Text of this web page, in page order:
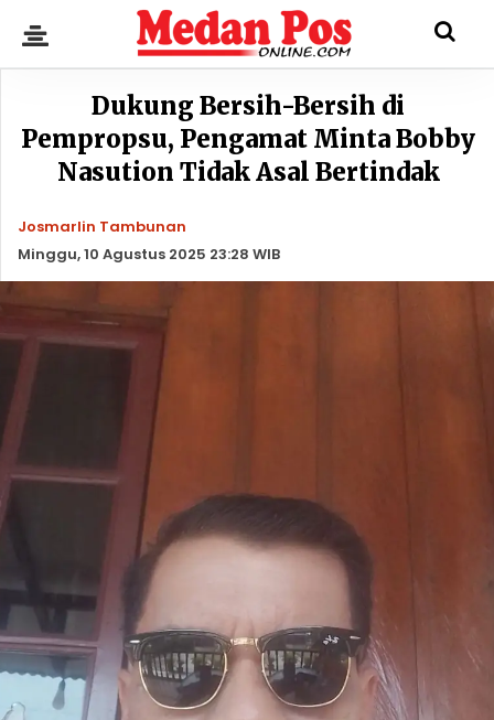
Dukung Bersih-Bersih di
Pempropsu, Pengamat Minta Bobby
Nasution Tidak Asal Bertindak
Josmarlin Tambunan
Minggu, 10 Agustus 2025 23:28 WIB